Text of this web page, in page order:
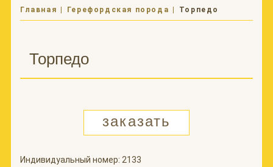
Главная Герефордская порода Торпедо
Торпедо
заказать
Индивидуальный номер: 2133